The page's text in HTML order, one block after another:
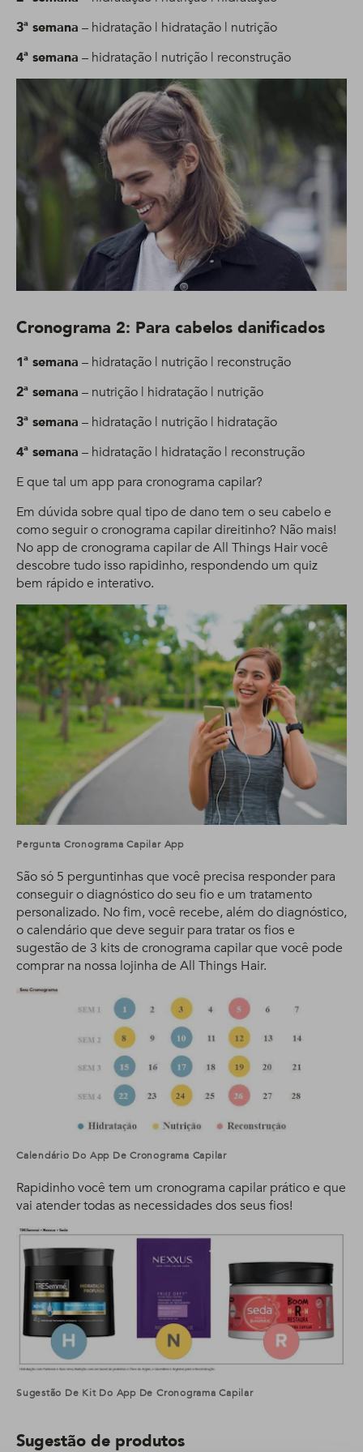
3ª semana – hidratação | hidratação | nutrição
4ª semana – hidratação | nutrição | reconstrução
Cronograma 2: Para cabelos danificados
1ª semana – hidratação | nutrição | reconstrução
2ª semana – nutrição | hidratação | nutrição
3ª semana – hidratação | nutrição | hidratação
4ª semana – hidratação | hidratação | reconstrução
E que tal um app para cronograma capilar?
Em dúvida sobre qual tipo de dano tem o seu cabelo e
como seguir o cronograma capilar direitinho? Não mais!
No app de cronograma capilar de All Things Hair você
descobre tudo isso rapidinho, respondendo um quiz
bem rápido e interativo.
Pergunta Cronograma Capilar App
São só 5 perguntinhas que você precisa responder para
conseguir o diagnóstico do seu fio e um tratamento
personalizado. No fim, você recebe, além do diagnóstico,
o calendário que deve seguir para tratar os fios e
sugestão de 3 kits de cronograma capilar que você pode
comprar na nossa lojinha de All Things Hair.
Calendário Do App De Cronograma Capilar
Rapidinho você tem um cronograma capilar prático e que
vai atender todas as necessidades dos seus fios!
Sugestão De Kit Do App De Cronograma Capilar
Sugestão de produtos